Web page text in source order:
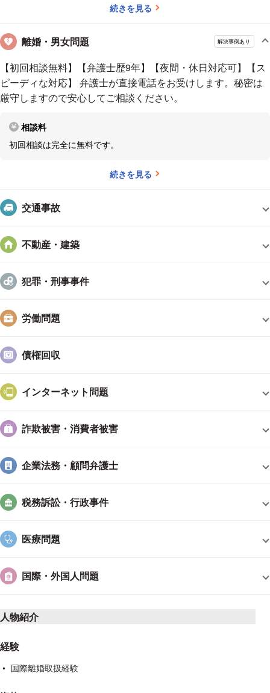
があります」「こんな手続きをしてはどうでしょうか？」と提案する形で
とにはならないように気をつけています。
――依頼者の話を聞くときに
ることが多いです。客観的な事実と感情的な部分を整理しながら話を聞
き、事実の方に重きを置いて質問するようにしています。
また、あらか
じめ「できないことはできないと言いますからね」と伝えておきます。
依頼者の中には「弁護士に依頼したら何でもこちらの言い分が通る」と思
きることとできないことがあります。実現できないことを依頼者が望んで
で、依頼者は、「この弁護士は腹を割って話してくれている」と安心する
合なことをなかなか語ってくれません。不利なことも言ってもらった上
ことばかり聞いて戦略を練っても、途中で辻褄が合わなくなり、うまくい
者の喜びが心の支え
が、特に覚えているのは、ある労働事件です。
で解雇を撤回してもらえました。裁判になっていたら解決までに1〜2年か
も喜んでもらえました。 ――依頼者の方の喜びが先生の喜びにもつなが
です。依頼者が喜んでくれることが、仕事の辛さを乗り越える力になって
最近は家庭菜園も始めました。休みの日も事件のことを考えてしまうこと
頭の中を空っぽにして仕事から離れるようにしています。
点が出てきますが、なんとなく、で事件を終わらせたくないと思っていま
――法律トラブルを抱えて悩んでいる方にメッセージをお願いします。
す。「とりあえず相談だけ」という気持ちで大丈夫です。ぜひお気軽にい
続きを見る
離婚・男女問題 解決事例あり
【初回相談無料】【弁護士歴9年】【夜間・休日対応可】【ス
ピーディな対応】 弁護士が直接電話をお受けします。秘密は
厳守しますので安心してご相談ください。
相談料
初回相談は完全に無料です。
続きを見る
交通事故
不動産・建築
犯罪・刑事事件
労働問題
債権回収
インターネット問題
詐欺被害・消費者被害
企業法務・顧問弁護士
税務訴訟・行政事件
医療問題
国際・外国人問題
人物紹介
経験
国際離婚取扱経験